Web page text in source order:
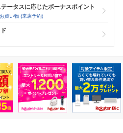
ータスに応じたボーナスポイント
買い物 (来店予約)